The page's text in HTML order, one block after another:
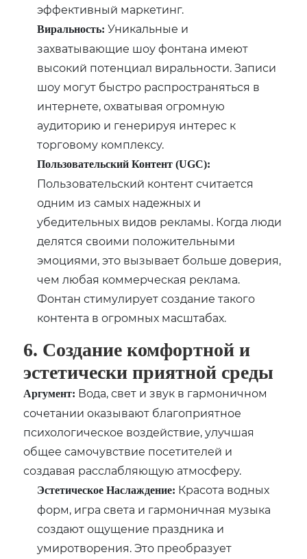
эффективный маркетинг.
Виральность: Уникальные и
захватывающие шоу фонтана имеют
высокий потенциал виральности. Записи
шоу могут быстро распространяться в
интернете, охватывая огромную
аудиторию и генерируя интерес к
торговому комплексу.
Пользовательский Контент (UGC):
Пользовательский контент считается
одним из самых надежных и
убедительных видов рекламы. Когда люди
делятся своими положительными
эмоциями, это вызывает больше доверия,
чем любая коммерческая реклама.
Фонтан стимулирует создание такого
контента в огромных масштабах.
6. Создание комфортной и
эстетически приятной среды
Аргумент: Вода, свет и звук в гармоничном
сочетании оказывают благоприятное
психологическое воздействие, улучшая
общее самочувствие посетителей и
создавая расслабляющую атмосферу.
Эстетическое Наслаждение: Красота водных
форм, игра света и гармоничная музыка
создают ощущение праздника и
умиротворения. Это преобразует